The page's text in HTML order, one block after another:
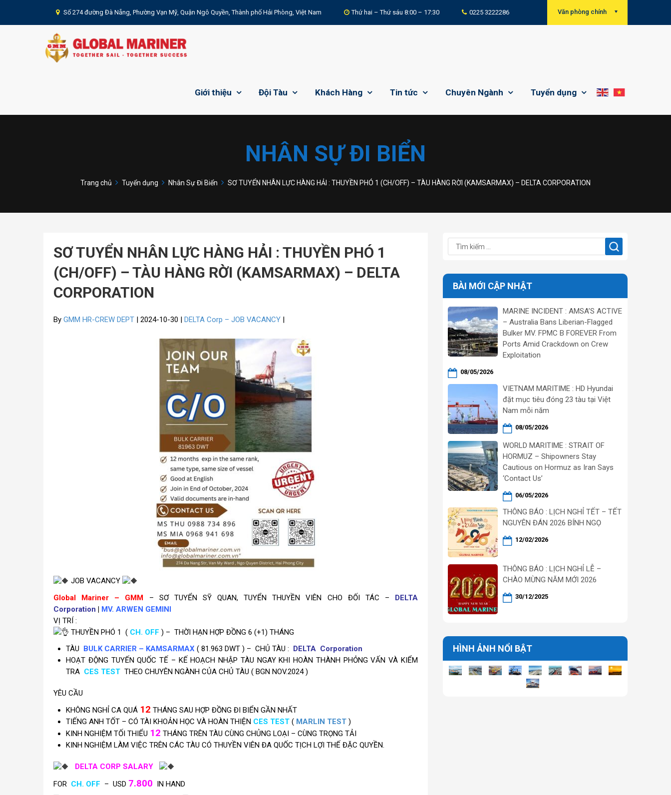
Văn phòng chính
Số 274 đường Đà Nẵng, Phường Vạn Mỹ, Quận Ngô Quyền, Thành phố Hải Phòng, Việt Nam Thứ hai – Thứ sáu 8:00 – 17:30 0225 3222286
Giới thiệu Đội Tàu Khách Hàng Tin tức Chuyên Ngành Tuyển dụng
NHÂN SỰ ĐI BIỂN
Trang chủ Tuyển dụng Nhân Sự Đi Biển SƠ TUYỂN NHÂN LỰC HÀNG HẢI : THUYỀN PHÓ 1 (CH/OFF) – TÀU HÀNG RỜI (KAMSARMAX) – DELTA CORPORATION
SƠ TUYỂN NHÂN LỰC HÀNG HẢI : THUYỀN PHÓ 1
(CH/OFF) – TÀU HÀNG RỜI (KAMSARMAX) – DELTA
CORPORATION
By GMM HR-CREW DEPT | 2024-10-30 | DELTA Corp – JOB VACANCY |
JOB VACANCY
Global Mariner – GMM – SƠ TUYỂN SỸ QUAN, TUYỂN THUYỀN VIÊN CHO ĐỐI TÁC – DELTA
Corporation | MV. ARWEN GEMINI
VỊ TRÍ :
THUYỀN PHÓ 1 ( CH. OFF ) – THỜI HẠN HỢP ĐỒNG 6 (+1) THÁNG
TÀU BULK CARRIER – KAMSARMAX ( 81.963 DWT ) – CHỦ TÀU : DELTA Corporation
HOẠT ĐỘNG TUYẾN QUỐC TẾ – KẾ HOẠCH NHẬP TÀU NGAY KHI HOÀN THÀNH PHỎNG VẤN VÀ KIỂM
TRA CES TEST THEO CHUYÊN NGÀNH CỦA CHỦ TÀU ( BGN NOV.2024 )
YÊU CẦU
KHÔNG NGHỈ CA QUÁ 12 THÁNG SAU HỢP ĐỒNG ĐI BIỂN GẦN NHẤT
TIẾNG ANH TỐT – CÓ TÀI KHOẢN HỌC VÀ HOÀN THIỆN CES TEST ( MARLIN TEST )
KINH NGHIỆM TỐI THIỂU 12 THÁNG TRÊN TÀU CÙNG CHỦNG LOẠI – CÙNG TRỌNG TẢI
KINH NGHIỆM LÀM VIỆC TRÊN CÁC TÀU CÓ THUYỀN VIÊN ĐA QUỐC TỊCH LỢI THẾ ĐẶC QUYỀN.
DELTA CORP SALARY
FOR CH. OFF – USD 7.800 IN HAND
BÀI MỚI CẬP NHẬT
MARINE INCIDENT : AMSA’S ACTIVE
– Australia Bans Liberian-Flagged
Bulker MV. FPMC B FOREVER From
Ports Amid Crackdown on Crew
Exploitation
08/05/2026
VIETNAM MARITIME : HD Hyundai
đặt mục tiêu đóng 23 tàu tại Việt
Nam mỗi năm
08/05/2026
WORLD MARITIME : STRAIT OF
HORMUZ – Shipowners Stay
Cautious on Hormuz as Iran Says
‘Contact Us’
06/05/2026
THÔNG BÁO : LỊCH NGHỈ TẾT – TẾT
NGUYÊN ĐÁN 2026 BÍNH NGỌ
12/02/2026
THÔNG BÁO : LỊCH NGHỈ LỄ –
CHÀO MỪNG NĂM MỚI 2026
30/12/2025
HÌNH ẢNH NỔI BẬT